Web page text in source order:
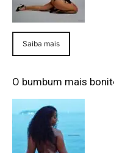
Saiba mais
O bumbum mais